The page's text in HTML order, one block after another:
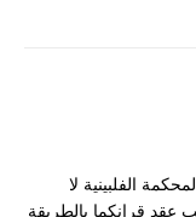
الفلبينية لا
عقد قرانكما بالطريقة